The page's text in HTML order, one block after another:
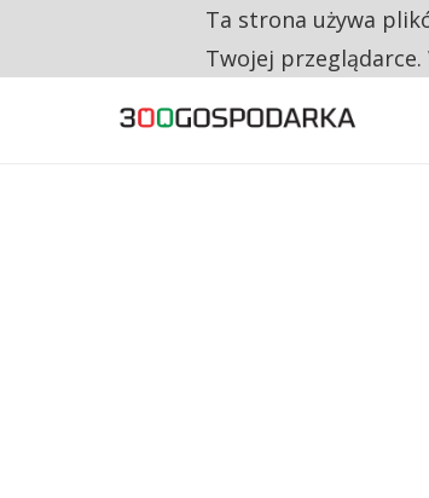
CO TRZECIĄ ZŁOTÓWKĘ Z
Ta strona używa
Twojej